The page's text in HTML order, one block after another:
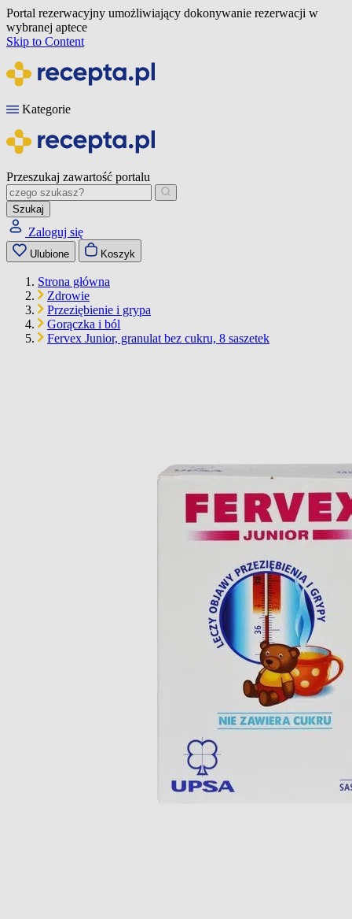
Portal rezerwacyjny umożliwiający dokonywanie rezerwacji w
wybranej aptece
Skip to Content
Kategorie
Przeszukaj zawartość portalu
Szukaj
Zaloguj się
Ulubione Koszyk
Strona główna
Zdrowie
Przeziębienie i grypa
Gorączka i ból
Fervex Junior, granulat bez cukru, 8 saszetek